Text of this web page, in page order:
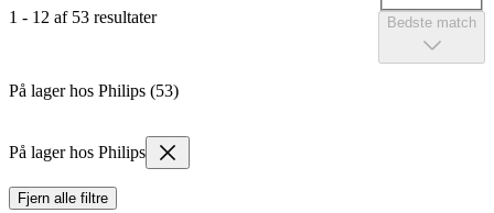
1 - 12 af 53 resultater Bedste match
På lager hos Philips (53)
På lager hos Philips
Fjern alle filtre